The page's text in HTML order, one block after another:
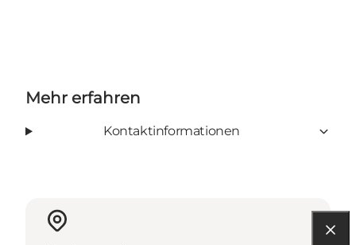
Mehr erfahren
Kontaktinformationen